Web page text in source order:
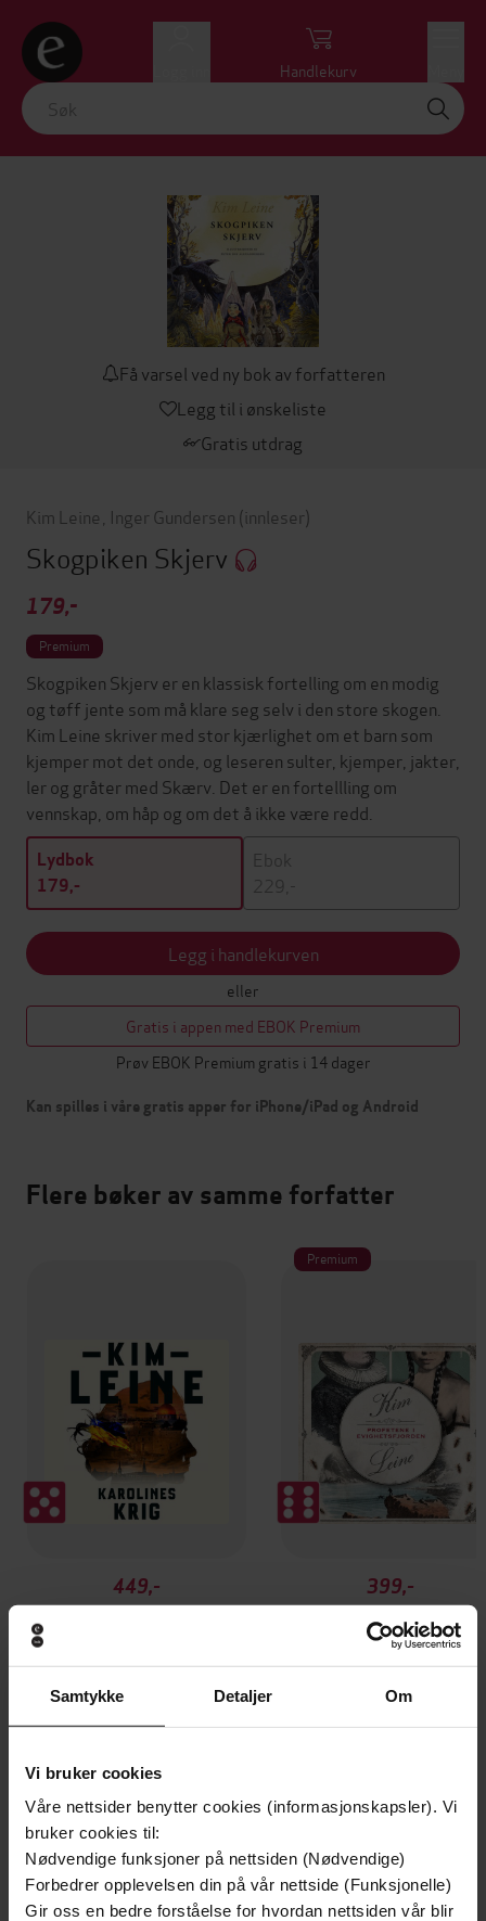
Samtykke Detaljer Om
Vi bruker cookies
Våre nettsider benytter cookies (informasjonskapsler). Vi
bruker cookies til:
Nødvendige funksjoner på nettsiden (Nødvendige)
Forbedrer opplevelsen din på vår nettside (Funksjonelle)
Gir oss en bedre forståelse for hvordan nettsiden vår blir
Handlekurv
Få varsel ved ny bok av forfatteren
Legg til i ønskeliste
Gratis utdrag
Kim Leine Inger Gundersen (innleser)
Skogpiken Skjerv
179,-
Premium
Skogpiken Skjerv er en klassisk fortelling om en modig
og tøff jente som må klare seg selv i den store skogen.
Kim Leine skriver med stor kjærlighet om et barn som
kjemper mot det onde, og leseren sulter, kjemper, jakter,
ler og gråter med Skærv. Det er en fortellling om
vennskap, om håp og om det å ikke være redd.
Lydbok
179,-
Ebok
229,-
Legg i handlekurven
eller
Gratis i appen med EBOK Premium
Prøv EBOK Premium gratis i 14 dager
Kan spilles i våre gratis apper for iPhone/iPad og Android
Flere bøker av samme forfatter
449,-
LYDBOK
Premium
399,-
Profetene i
Kim Leine
LYDBOK
Andre har også kjøpt
Premium